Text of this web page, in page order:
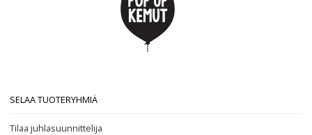
SELAA TUOTERYHMIÄ
Tilaa juhlasuunnittelija